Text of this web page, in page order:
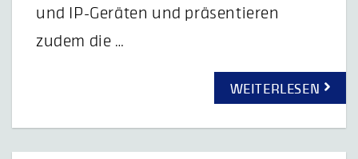
und IP-Geräten und präsentieren
zudem die …
WEITERLESEN